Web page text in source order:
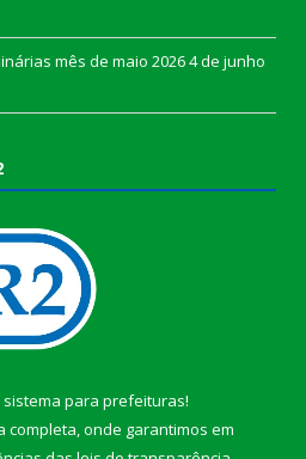
mês de maio 20264 de junho
sistema para prefeituras!
completa, onde garantimos em